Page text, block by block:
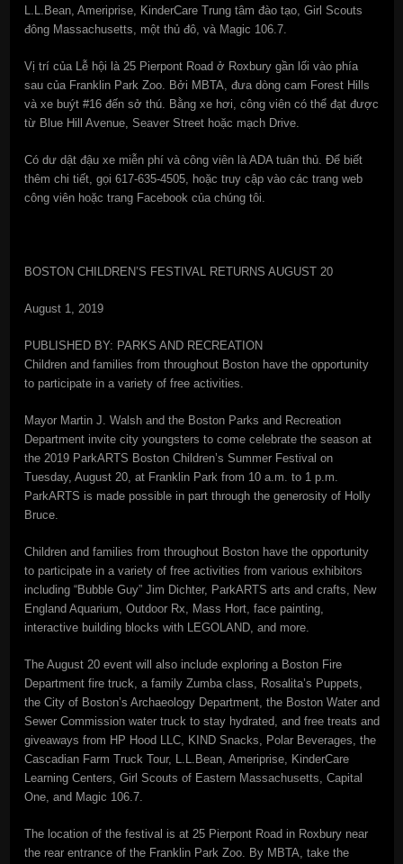
L.L.Bean, Ameriprise, KinderCare Trung tâm đào tạo, Girl Scouts
đông Massachusetts, một thủ đô, và Magic 106.7.
Vị trí của Lễ hội là 25 Pierpont Road ở Roxbury gần lối vào phía
sau của Franklin Park Zoo. Bởi MBTA, đưa dòng cam Forest Hills
và xe buýt #16 đến sở thú. Bằng xe hơi, công viên có thể đạt được
từ Blue Hill Avenue, Seaver Street hoặc mạch Drive.
Có dư dật đậu xe miễn phí và công viên là ADA tuân thủ. Để biết
thêm chi tiết, gọi 617-635-4505, hoặc truy cập vào các trang web
công viên hoặc trang Facebook của chúng tôi.
BOSTON CHILDREN’S FESTIVAL RETURNS AUGUST 20
August 1, 2019
PUBLISHED BY: PARKS AND RECREATION
Children and families from throughout Boston have the opportunity
to participate in a variety of free activities.
Mayor Martin J. Walsh and the Boston Parks and Recreation
Department invite city youngsters to come celebrate the season at
the 2019 ParkARTS Boston Children’s Summer Festival on
Tuesday, August 20, at Franklin Park from 10 a.m. to 1 p.m.
ParkARTS is made possible in part through the generosity of Holly
Bruce.
Children and families from throughout Boston have the opportunity
to participate in a variety of free activities from various exhibitors
including “Bubble Guy” Jim Dichter, ParkARTS arts and crafts, New
England Aquarium, Outdoor Rx, Mass Hort, face painting,
interactive building blocks with LEGOLAND, and more.
The August 20 event will also include exploring a Boston Fire
Department fire truck, a family Zumba class, Rosalita’s Puppets,
the City of Boston’s Archaeology Department, the Boston Water and
Sewer Commission water truck to stay hydrated, and free treats and
giveaways from HP Hood LLC, KIND Snacks, Polar Beverages, the
Cascadian Farm Truck Tour, L.L.Bean, Ameriprise, KinderCare
Learning Centers, Girl Scouts of Eastern Massachusetts, Capital
One, and Magic 106.7.
The location of the festival is at 25 Pierpont Road in Roxbury near
the rear entrance of the Franklin Park Zoo. By MBTA, take the